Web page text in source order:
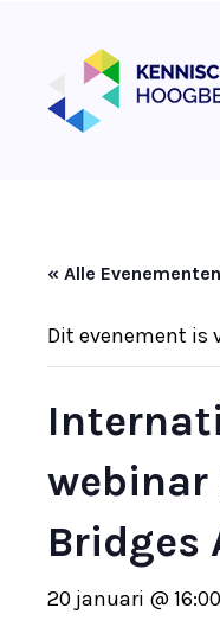
« Alle Evenementen
Dit evenement is
webinar
Bridges
20 januari @ 16:00